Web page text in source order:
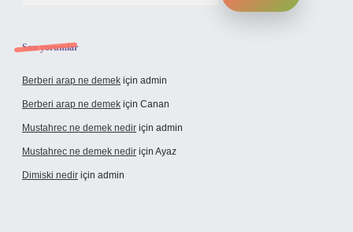
Son yorumlar
Berberi arap ne demek için admin
Berberi arap ne demek için Canan
Mustahrec ne demek nedir için admin
Mustahrec ne demek nedir için Ayaz
Dimiski nedir için admin